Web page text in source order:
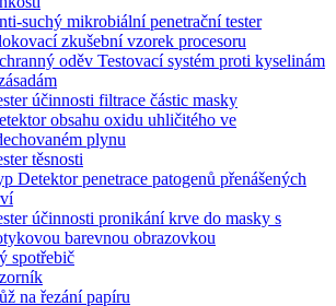
suchý mikrobiální penetrační tester
zkušební vzorek procesoru
oděv Testovací systém proti kyselinám
účinnosti filtrace částic masky
obsahu oxidu uhličitého ve
plynu
těsnosti
Detektor penetrace patogenů přenášených
účinnosti pronikání krve do masky s
barevnou obrazovkou
spotřebič
na řezání papíru